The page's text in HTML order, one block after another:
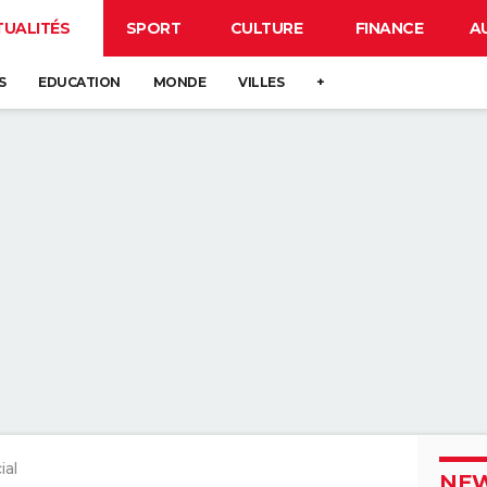
SPORT CULTURE FINANCE
EDUCATION MONDE VILLES +